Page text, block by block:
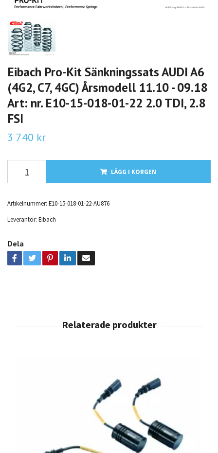
Eibach Pro-Kit Sänkningssats AUDI A6
(4G2, C7, 4GC) Årsmodell 11.10 - 09.18
Art: nr. E10-15-018-01-22 2.0 TDI, 2.8
FSI
3 740 kr
LÄGG I KORGEN
Artikelnummer: E10-15-018-01-22-AU876
Leverantör: Eibach
Dela